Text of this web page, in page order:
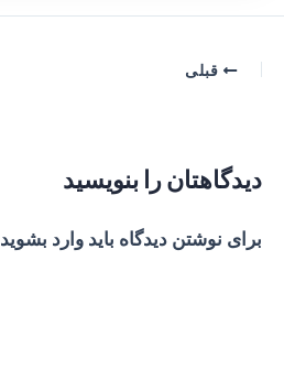
پیمایشقبلی
دیدگاهتان را بنویسید
برای نوشتن دیدگاه بایدوارد بشوید